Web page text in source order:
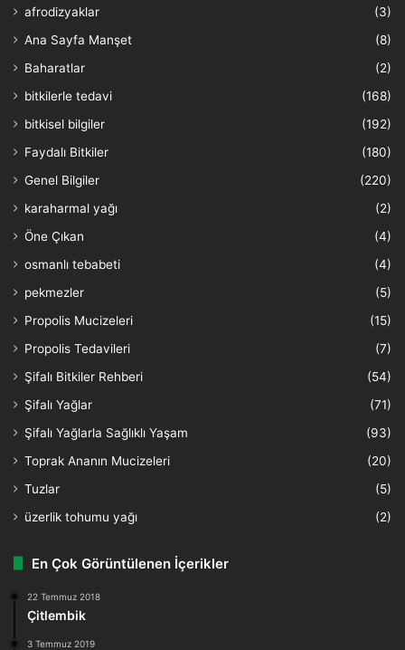
afrodizyaklar
(3)
Ana Sayfa Manşet
(8)
Baharatlar
(2)
bitkilerle tedavi
(168)
bitkisel bilgiler
(192)
Faydalı Bitkiler
(180)
Genel Bilgiler
(220)
karaharmal yağı
(2)
Öne Çıkan
(4)
osmanlı tebabeti
(4)
pekmezler
(5)
Propolis Mucizeleri
(15)
Propolis Tedavileri
(7)
Şifalı Bitkiler Rehberi
(54)
Şifalı Yağlar
(71)
Şifalı Yağlarla Sağlıklı Yaşam
(93)
Toprak Ananın Mucizeleri
(20)
Tuzlar
(5)
üzerlik tohumu yağı
(2)
En Çok Görüntülenen İçerikler
22 Temmuz 2018
Çitlembik
3 Temmuz 2019